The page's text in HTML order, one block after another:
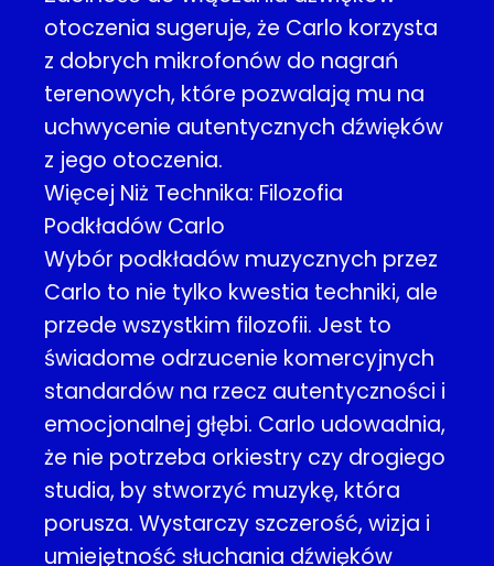
otoczenia sugeruje, że Carlo korzysta
z dobrych mikrofonów do nagrań
terenowych, które pozwalają mu na
uchwycenie autentycznych dźwięków
z jego otoczenia.
Więcej Niż Technika: Filozofia
Podkładów Carlo
Wybór podkładów muzycznych przez
Carlo to nie tylko kwestia techniki, ale
przede wszystkim filozofii. Jest to
świadome odrzucenie komercyjnych
standardów na rzecz autentyczności i
emocjonalnej głębi. Carlo udowadnia,
że nie potrzeba orkiestry czy drogiego
studia, by stworzyć muzykę, która
porusza. Wystarczy szczerość, wizja i
umiejętność słuchania dźwięków